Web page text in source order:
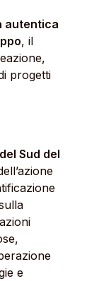
autentica
, il
progetti
Sud del
e